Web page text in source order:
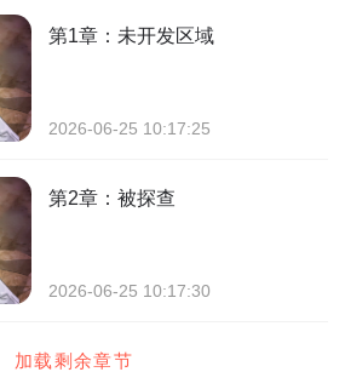
第1章：未开发区域
2026-06-25 10:17:25
第2章：被探查
2026-06-25 10:17:30
加载剩余章节